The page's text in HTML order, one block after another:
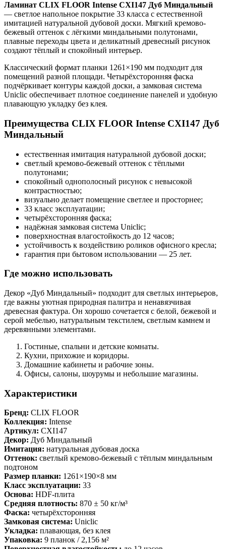
Ламинат CLIX FLOOR Intense CXI147 Дуб Миндальный
— светлое напольное покрытие 33 класса с естественной
имитацией натуральной дубовой доски. Мягкий кремово-
бежевый оттенок с лёгкими миндальными полутонами,
плавные переходы цвета и деликатный древесный рисунок
создают тёплый и спокойный интерьер.
Классический формат планки 1261×190 мм подходит для
помещений разной площади. Четырёхсторонняя фаска
подчёркивает контуры каждой доски, а замковая система
Uniclic обеспечивает плотное соединение панелей и удобную
плавающую укладку без клея.
Преимущества CLIX FLOOR Intense CXI147 Дуб
Миндальный
естественная имитация натуральной дубовой доски;
светлый кремово-бежевый оттенок с тёплыми
полутонами;
спокойный однополосный рисунок с невысокой
контрастностью;
визуально делает помещение светлее и просторнее;
33 класс эксплуатации;
четырёхсторонняя фаска;
надёжная замковая система Uniclic;
поверхностная влагостойкость до 12 часов;
устойчивость к воздействию роликов офисного кресла;
гарантия при бытовом использовании — 25 лет.
Где можно использовать
Декор «Дуб Миндальный» подходит для светлых интерьеров,
где важны уютная природная палитра и ненавязчивая
древесная фактура. Он хорошо сочетается с белой, бежевой и
серой мебелью, натуральным текстилем, светлым камнем и
деревянными элементами.
Гостиные, спальни и детские комнаты.
Кухни, прихожие и коридоры.
Домашние кабинеты и рабочие зоны.
Офисы, салоны, шоурумы и небольшие магазины.
Характеристики
Бренд: CLIX FLOOR
Коллекция: Intense
Артикул: CXI147
Декор: Дуб Миндальный
Имитация: натуральная дубовая доска
Оттенок: светлый кремово-бежевый с тёплым миндальным
подтоном
Размер планки: 1261×190×8 мм
Класс эксплуатации: 33
Основа: HDF-плита
Средняя плотность: 870 ± 50 кг/м³
Фаска: четырёхсторонняя
Замковая система: Uniclic
Укладка: плавающая, без клея
Упаковка: 9 планок / 2,156 м²